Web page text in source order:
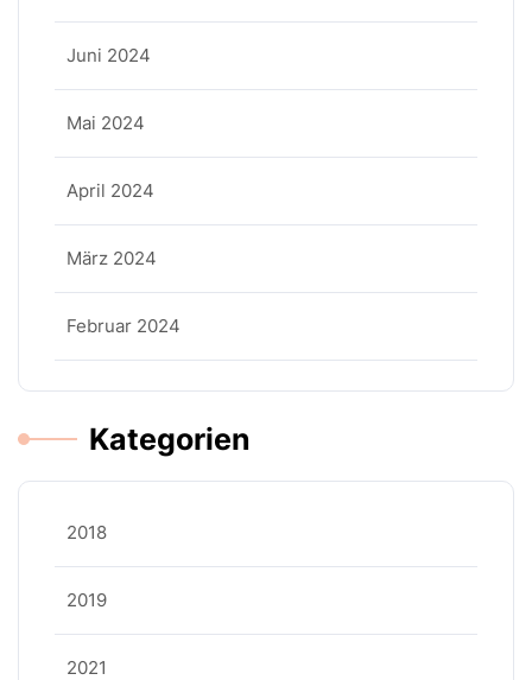
Juni 2024
Mai 2024
April 2024
März 2024
Februar 2024
Kategorien
2018
2019
2021